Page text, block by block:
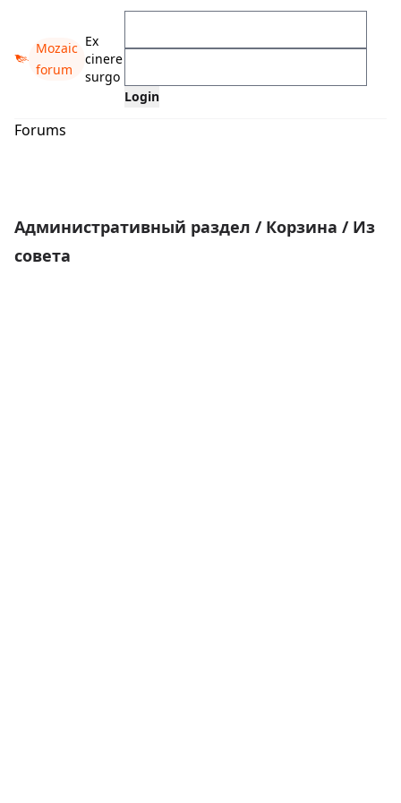
Mozaic
forum
Ex
cinere
surgo
Forums
Административный раздел / Корзина / Из
совета